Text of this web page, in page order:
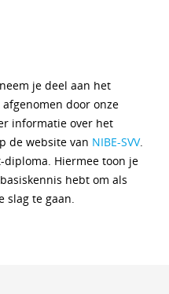
je deel aan het
door onze
informatie over het
de website van NIBE-SVV.
diploma. Hiermee toon je
hebt om als
slag te gaan.